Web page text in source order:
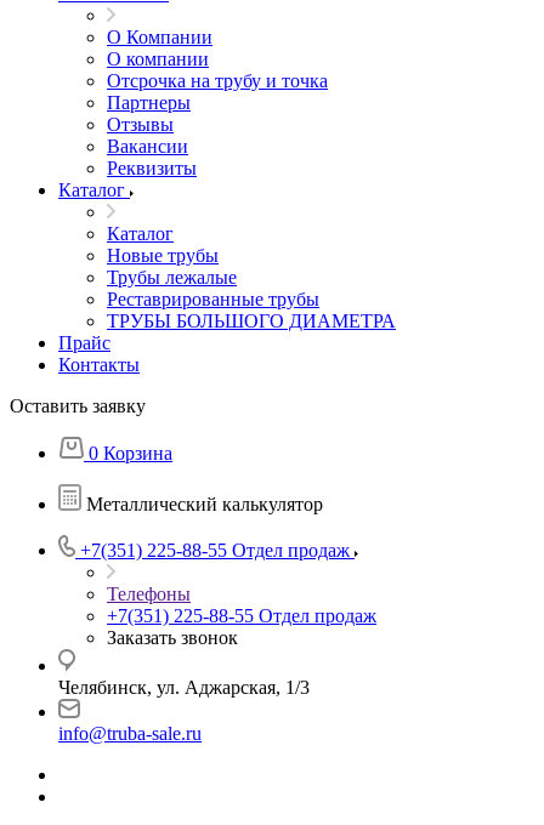
О Компании
О компании
Отсрочка на трубу и точка
Партнеры
Отзывы
Вакансии
Реквизиты
Каталог
Каталог
Новые трубы
Трубы лежалые
Реставрированные трубы
ТРУБЫ БОЛЬШОГО ДИАМЕТРА
Прайс
Контакты
Оставить заявку
0 Корзина
Металлический калькулятор
+7(351) 225-88-55 Отдел продаж
Телефоны
+7(351) 225-88-55 Отдел продаж
Заказать звонок
Челябинск, ул. Аджарская, 1/3
info@truba-sale.ru